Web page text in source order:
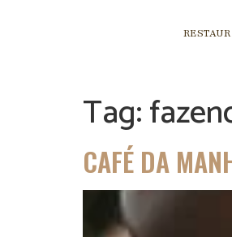
Tag:
CAFÉ DA